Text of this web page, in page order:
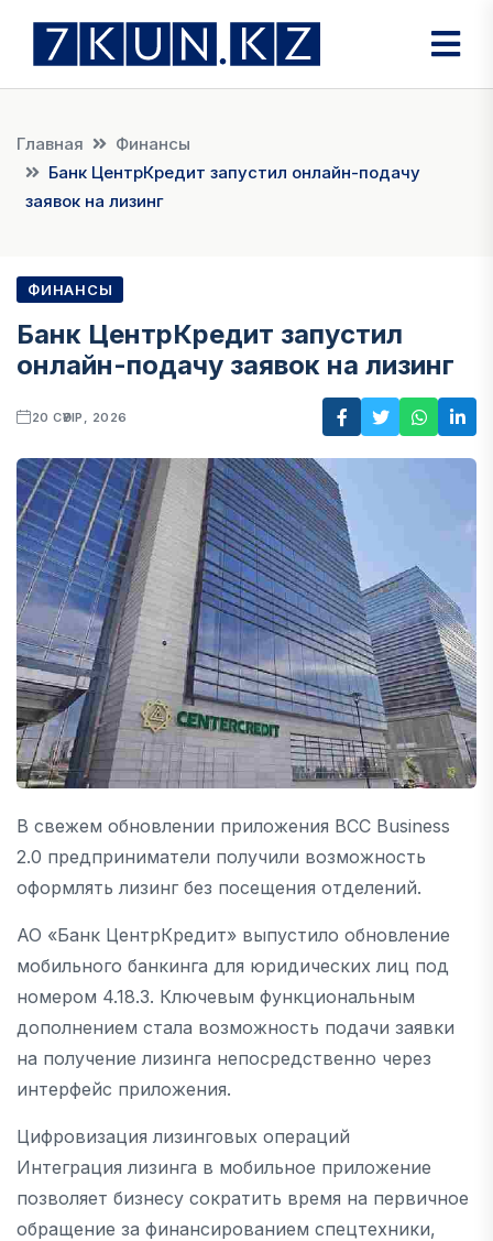
Главная
Финансы
Банк ЦентрКредит запустил онлайн-подачу
заявок на лизинг
ФИНАНСЫ
Банк ЦентрКредит запустил
онлайн-подачу заявок на лизинг
20 СӘУІР, 2026
В свежем обновлении приложения BCC Business
2.0 предприниматели получили возможность
оформлять лизинг без посещения отделений.
АО «Банк ЦентрКредит» выпустило обновление
мобильного банкинга для юридических лиц под
номером 4.18.3. Ключевым функциональным
дополнением стала возможность подачи заявки
на получение лизинга непосредственно через
интерфейс приложения.
Цифровизация лизинговых операций
Интеграция лизинга в мобильное приложение
позволяет бизнесу сократить время на первичное
обращение за финансированием спецтехники,